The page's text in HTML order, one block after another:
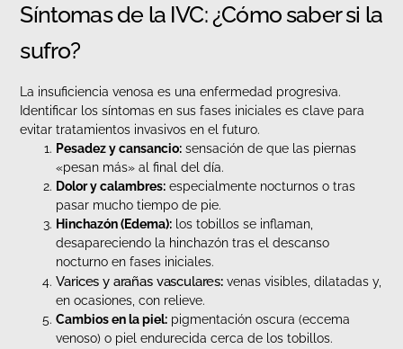
Síntomas de la IVC: ¿Cómo saber si la
sufro?
La insuficiencia venosa es una enfermedad progresiva.
Identificar los síntomas en sus fases iniciales es clave para
evitar tratamientos invasivos en el futuro.
Pesadez y cansancio: sensación de que las piernas
«pesan más» al final del día.
Dolor y calambres: especialmente nocturnos o tras
pasar mucho tiempo de pie.
Hinchazón (Edema): los tobillos se inflaman,
desapareciendo la hinchazón tras el descanso
nocturno en fases iniciales.
Varices y arañas vasculares: venas visibles, dilatadas y,
en ocasiones, con relieve.
Cambios en la piel: pigmentación oscura (eccema
venoso) o piel endurecida cerca de los tobillos.